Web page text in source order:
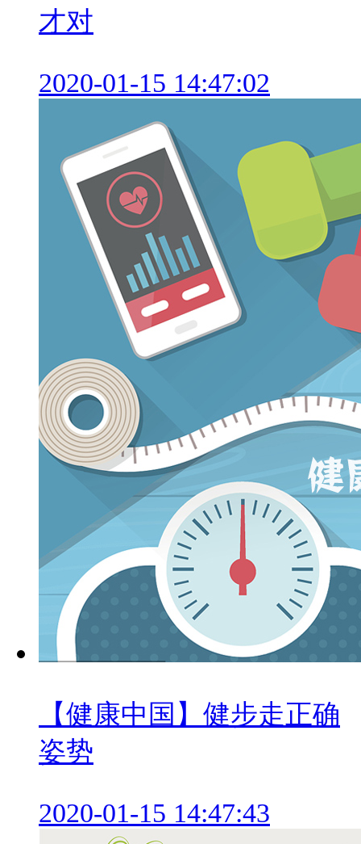
才对
2020-01-15 14:47:02
【健康中国】健步走正确
姿势
2020-01-15 14:47:43